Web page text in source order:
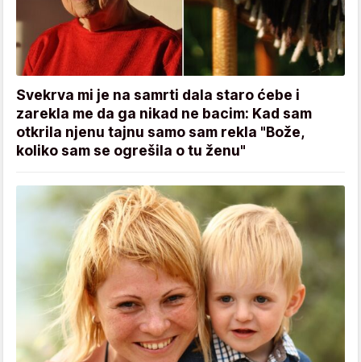
Svekrva mi je na samrti dala staro ćebe i
zarekla me da ga nikad ne bacim: Kad sam
otkrila njenu tajnu samo sam rekla "Bože,
koliko sam se ogrešila o tu ženu"